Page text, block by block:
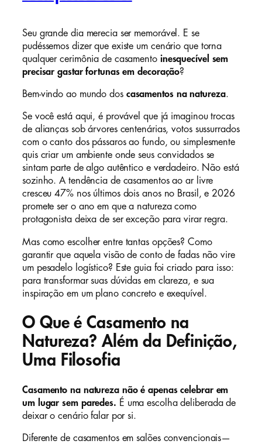
Seu grande dia merecia ser memorável. E se
pudéssemos dizer que existe um cenário que torna
qualquer cerimônia de casamento inesquecível sem
precisar gastar fortunas em decoração?
Bem-vindo ao mundo dos casamentos na natureza.
Se você está aqui, é provável que já imaginou trocas
de alianças sob árvores centenárias, votos sussurrados
com o canto dos pássaros ao fundo, ou simplesmente
quis criar um ambiente onde seus convidados se
sintam parte de algo autêntico e verdadeiro. Não está
sozinho. A tendência de casamentos ao ar livre
cresceu 47% nos últimos dois anos no Brasil, e 2026
promete ser o ano em que a natureza como
protagonista deixa de ser exceção para virar regra.
Mas como escolher entre tantas opções? Como
garantir que aquela visão de conto de fadas não vire
um pesadelo logístico? Este guia foi criado para isso:
para transformar suas dúvidas em clareza, e sua
inspiração em um plano concreto e exequível.
O Que é Casamento na
Natureza? Além da Definição,
Uma Filosofia
Casamento na natureza não é apenas celebrar em
um lugar sem paredes. É uma escolha deliberada de
deixar o cenário falar por si.
Diferente de casamentos em salões convencionais—